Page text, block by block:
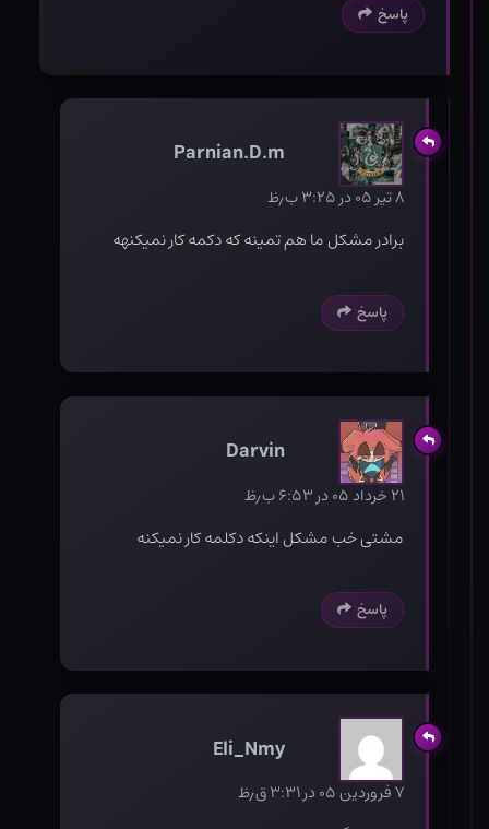
پاسخ
Parnian.D.m
۸ تیر ۰۵ در ۳:۲۵ ب٫ظ
برادر مشکل ما هم تمینه که دکمه کار نمیکنهه
پاسخ
Darvin
۲۱ خرداد ۰۵ در ۶:۵۳ ب٫ظ
مشتی خب مشکل اینکه دکلمه کار نمیکنه
پاسخ
Eli_Nmy
۷ فروردین ۰۵ در ۳:۳۱ ق٫ظ